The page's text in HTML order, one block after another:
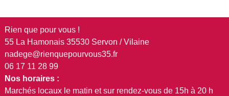
Rien que pour vous !
55 La Hamonais 35530 Servon / Vilaine
nadege@rienquepourvous35.fr
06 17 11 28 99
Nos horaires :
Marchés locaux le matin et sur rendez-vous de 15h à 20 h